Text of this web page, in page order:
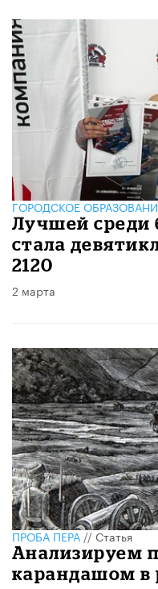
ГОРОДСКОЕ
Лучшей среди
стала
2120
2 марта
ПРОБА ПЕРА//Статья
Анализируем
карандашом в